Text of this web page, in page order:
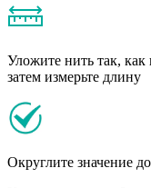
Уложите нить так,
затем измерьте длину
Округлите значение